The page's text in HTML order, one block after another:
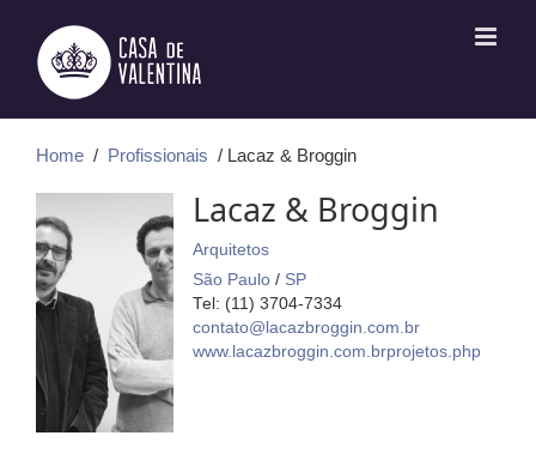
conteúdo
Home / Profissionais / Lacaz & Broggin
Lacaz & Broggin
Arquitetos
São Paulo / SP
Tel: (11) 3704-7334
contato@lacazbroggin.com.br
www.lacazbroggin.com.brprojetos.php